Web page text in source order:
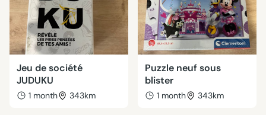
Jeu de société
JUDUKU
1 month 343km
Puzzle neuf sous
blister
1 month 343km